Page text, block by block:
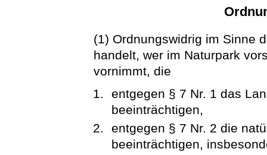
(1) Ordnungswidrig im Sinne
handelt, wer im Naturpark
vornimmt, die
entgegen § 7 Nr. 1 das
beeinträchtigen,
entgegen § 7 Nr. 2 die
beeinträchtigen,